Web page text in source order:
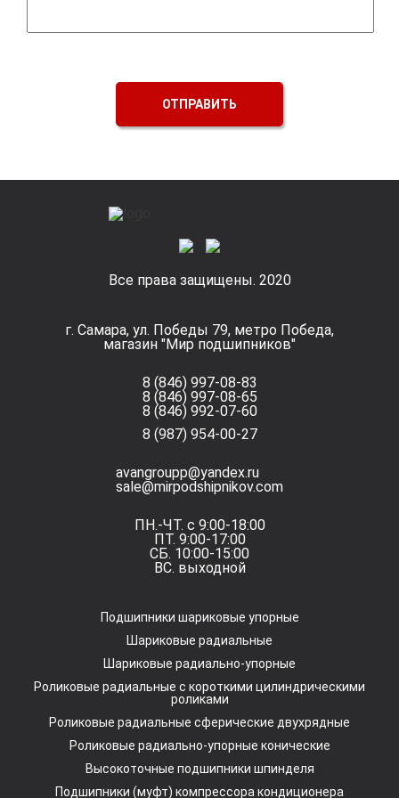
ОТПРАВИТЬ
Все права защищены. 2020
г. Самара, ул. Победы 79, метро Победа,
магазин "Мир подшипников"
8 (846) 997-08-83
8 (846) 997-08-65
8 (846) 992-07-60
8 (987) 954-00-27
avangroupp@yandex.ru
sale@mirpodshipnikov.com
ПН.-ЧТ. с 9:00-18:00
ПТ. 9:00-17:00
СБ. 10:00-15:00
ВС. выходной
Подшипники шариковые упорные
Шариковые радиальные
Шариковые радиально-упорные
Роликовые радиальные с короткими цилиндрическими
роликами
Роликовые радиальные сферические двухрядные
Роликовые радиально-упорные конические
Высокоточные подшипники шпинделя
Подшипники (муфт) компрессора кондиционера